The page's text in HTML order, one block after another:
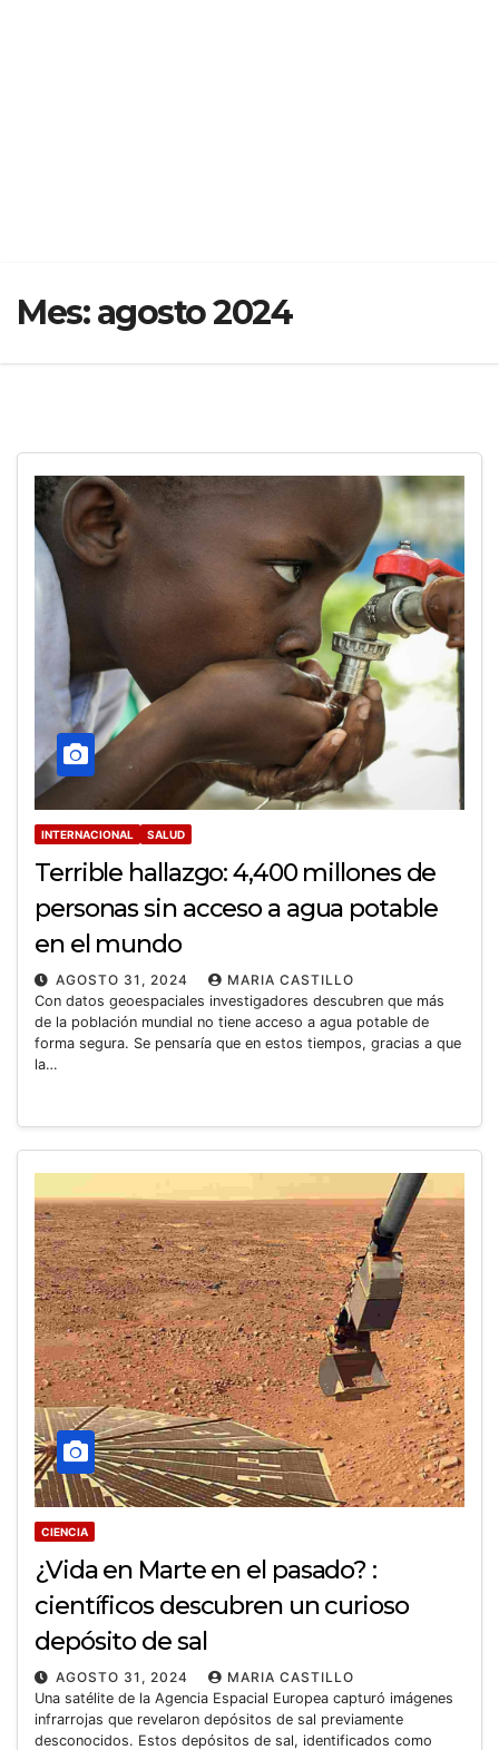
Mes:agosto 2024
INTERNACIONAL SALUD
Terrible hallazgo: 4,400 millones de
personas sin acceso a agua potable
en el mundo
AGOSTO 31, 2024
MARIA CASTILLO
Con datos geoespaciales investigadores descubren que más
de la población mundial no tiene acceso a agua potable de
forma segura. Se pensaría que en estos tiempos, gracias a que
la…
CIENCIA
¿Vida en Marte en el pasado? :
científicos descubren un curioso
depósito de sal
AGOSTO 31, 2024
MARIA CASTILLO
Una satélite de la Agencia Espacial Europea capturó imágenes
infrarrojas que revelaron depósitos de sal previamente
desconocidos. Estos depósitos de sal, identificados como